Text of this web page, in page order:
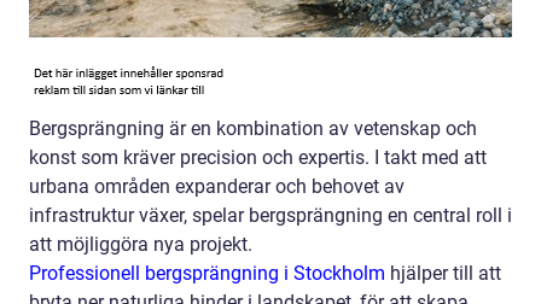
Bergsprängning är en kombination av vetenskap och
konst som kräver precision och expertis. I takt med att
urbana områden expanderar och behovet av
infrastruktur växer, spelar bergsprängning en central roll i
att möjliggöra nya projekt.
Professionell bergsprängning i Stockholm hjälper till att